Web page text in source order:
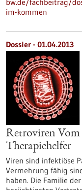
bw.de/fachbeitrag/
im-kommen
Dossier - 01.04.2013
Retroviren Vom
Therapiehelfer
Viren sind infektiöse
Vermehrung fähig
haben. Die Familie